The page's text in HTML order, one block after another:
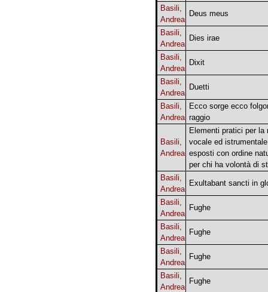
Basili,
Andrea
Deus meus
Basili,
Andrea
Dies irae
Basili,
Andrea
Dixit
Basili,
Andrea
Duetti
Basili,
Andrea
Ecco sorge ecco
raggio
Basili,
Andrea
Elementi pratici per la
vocale ed istrumentale
esposti con ordine
per chi ha volontà di
Basili,
Andrea
Exultabant sancti in
Basili,
Andrea
Fughe
Basili,
Andrea
Fughe
Basili,
Andrea
Fughe
Basili,
Andrea
Fughe